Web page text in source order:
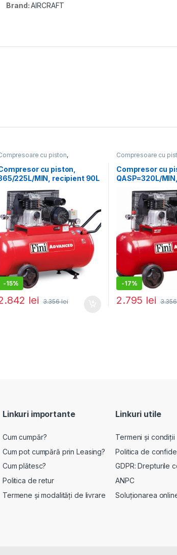
Brand:AIRCRAFT
cu piston,
Compresoare de aer
cu piston,
225L/MIN, recipient 90L
-15%
lei 3.356lei
Compresoare cu
Compresoare de aer
Compresor cu
QASP=320L/MIN,
100-3M
-17%
2.795 lei
Linkuri importante
Cum cumpăr?
Cum pot cumpără prin Leasing?
Cum plătesc?
Politica de retur
Termene și modalități de livrare
Linkuri utile
Termeni și condiții
Politica de
GDPR: Drepturile
ANPC
Soluționarea